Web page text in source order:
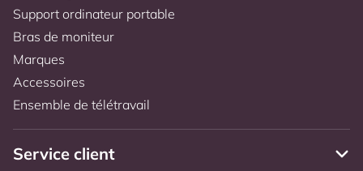
Support ordinateur portable
Bras de moniteur
Marques
Accessoires
Ensemble de télétravail
Service client